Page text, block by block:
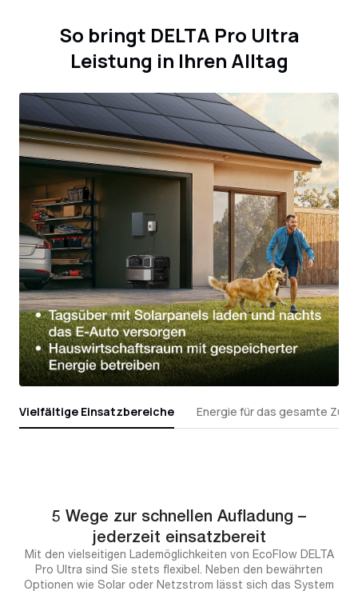
So bringt DELTA Pro Ultra
Leistung in Ihren Alltag
Vielfältige Einsatzbereiche Energie für das gesamte
5 Wege zur schnellen Aufladung –
jederzeit einsatzbereit
Mit den vielseitigen Lademöglichkeiten von EcoFlow DELTA
Pro Ultra sind Sie stets flexibel. Neben den bewährten
Optionen wie Solar oder Netzstrom lässt sich das System